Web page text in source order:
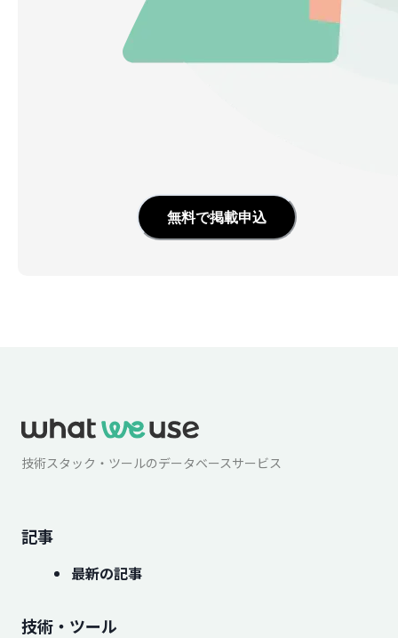
無料で掲載申込
技術スタック・ツールのデータベースサービス
記事
最新の記事
技術・ツール